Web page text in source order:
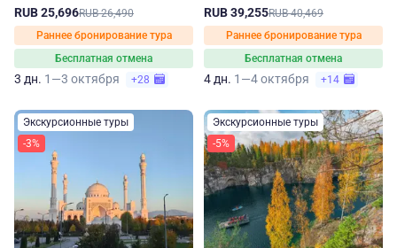
Северную Осетию осенью
RUB 25,696RUB 26,490
Раннее бронирование тура
Бесплатная отмена
3 дн. 1—3 октября +28
RUB 39,255RUB 40,469
Раннее бронирование тура
Бесплатная отмена
4 дн. 1—4 октября +14
Экскурсионные туры
-3%
Экскурсионные туры
-5%